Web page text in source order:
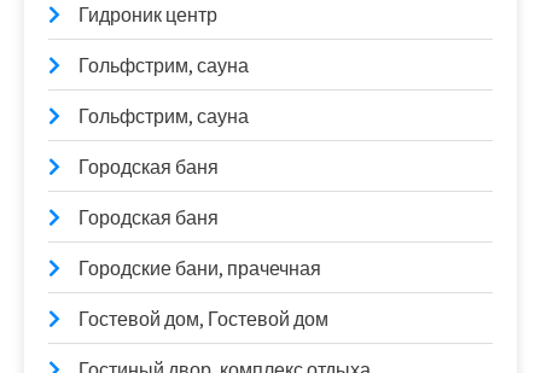
Гидроник центр
Гольфстрим, сауна
Гольфстрим, сауна
Городская баня
Городская баня
Городские бани, прачечная
Гостевой дом, Гостевой дом